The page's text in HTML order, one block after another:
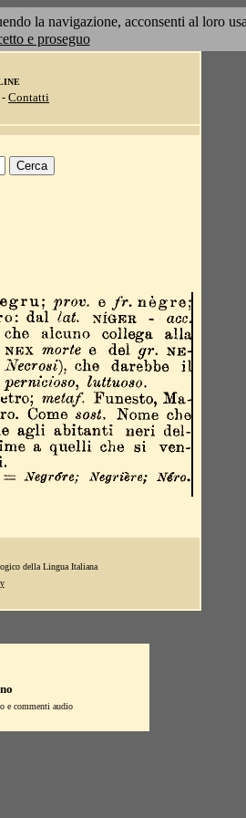
la navigazione, acconsenti al loro
e proseguo
- Contatti
della Lingua Italiana
e commenti audio